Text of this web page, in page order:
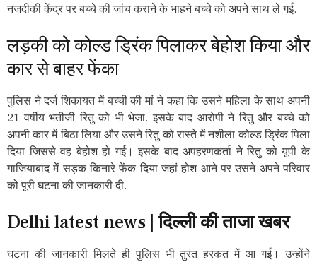
नजदीकी केंद्र पर बच्चे की जांच कराने के भाहने बच्चे को अपने साथ ले गई.
लड़की को कोल्ड ड्रिंक पिलाकर बेहोश किया और
कार से बाहर फेंका
पुलिस ने दर्ज शिकायत में बच्ची की मां ने कहा कि उसने महिला के साथ अपनी
21 वर्षीय भतीजी रितु को भी भेजा. इसके बाद आरोपी ने रितु और बच्चे को
अपनी कार में बिठा लिया और उसने रितु को रास्ते में नशीला कोल्ड ड्रिंक पिला
दिया जिससे वह बेहोश हो गई। इसके बाद अपहरणकर्ता ने रितु को यूपी के
गाजियाबाद में सड़क किनारे फेंक दिया जहां होश आने पर उसने अपने परिवार
को पूरी घटना की जानकारी दी.
Delhi latest news |दिल्ली की ताजा खबर
घटना की जानकारी मिलते ही पुलिस भी तुरंत हरकत में आ गई। उन्होंने